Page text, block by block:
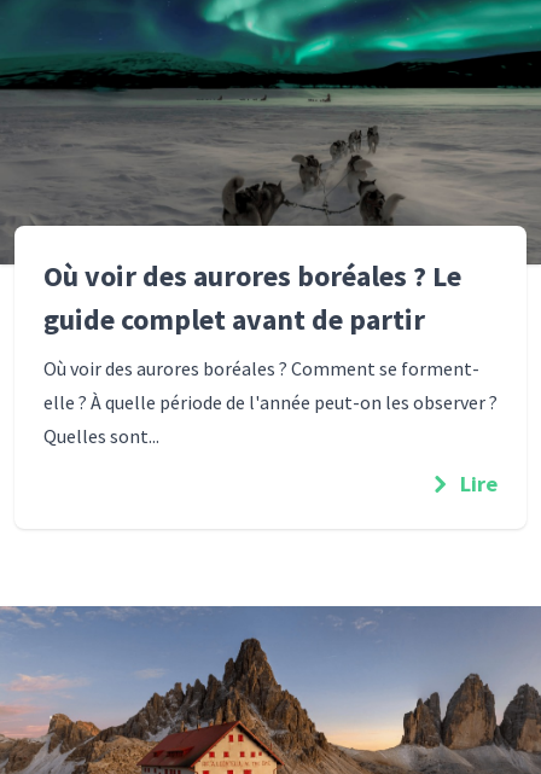
Où voir des aurores boréales ? Le
guide complet avant de partir
Où voir des aurores boréales ? Comment se forment-
elle ? À quelle période de l'année peut-on les observer ?
Quelles sont...
Lire